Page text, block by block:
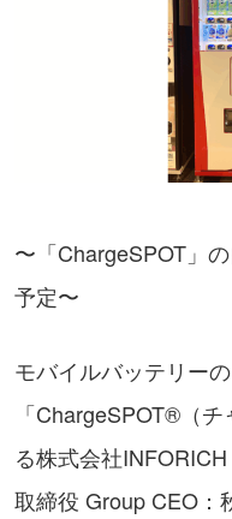
〜「ChargeSPOT」
予定〜
モバイルバッテリー
「ChargeSPOT®（
る株式会社
取締役 Group CEO：